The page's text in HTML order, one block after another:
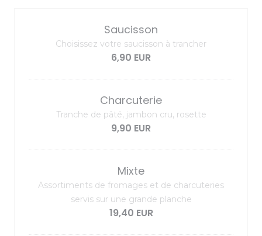
Saucisson
Choisissez votre saucisson à trancher
6,90 EUR
Charcuterie
Tranche de pâté, jambon cru, rosette
9,90 EUR
Mixte
Assortiments de fromages et de charcuteries
servis sur une grande planche
19,40 EUR